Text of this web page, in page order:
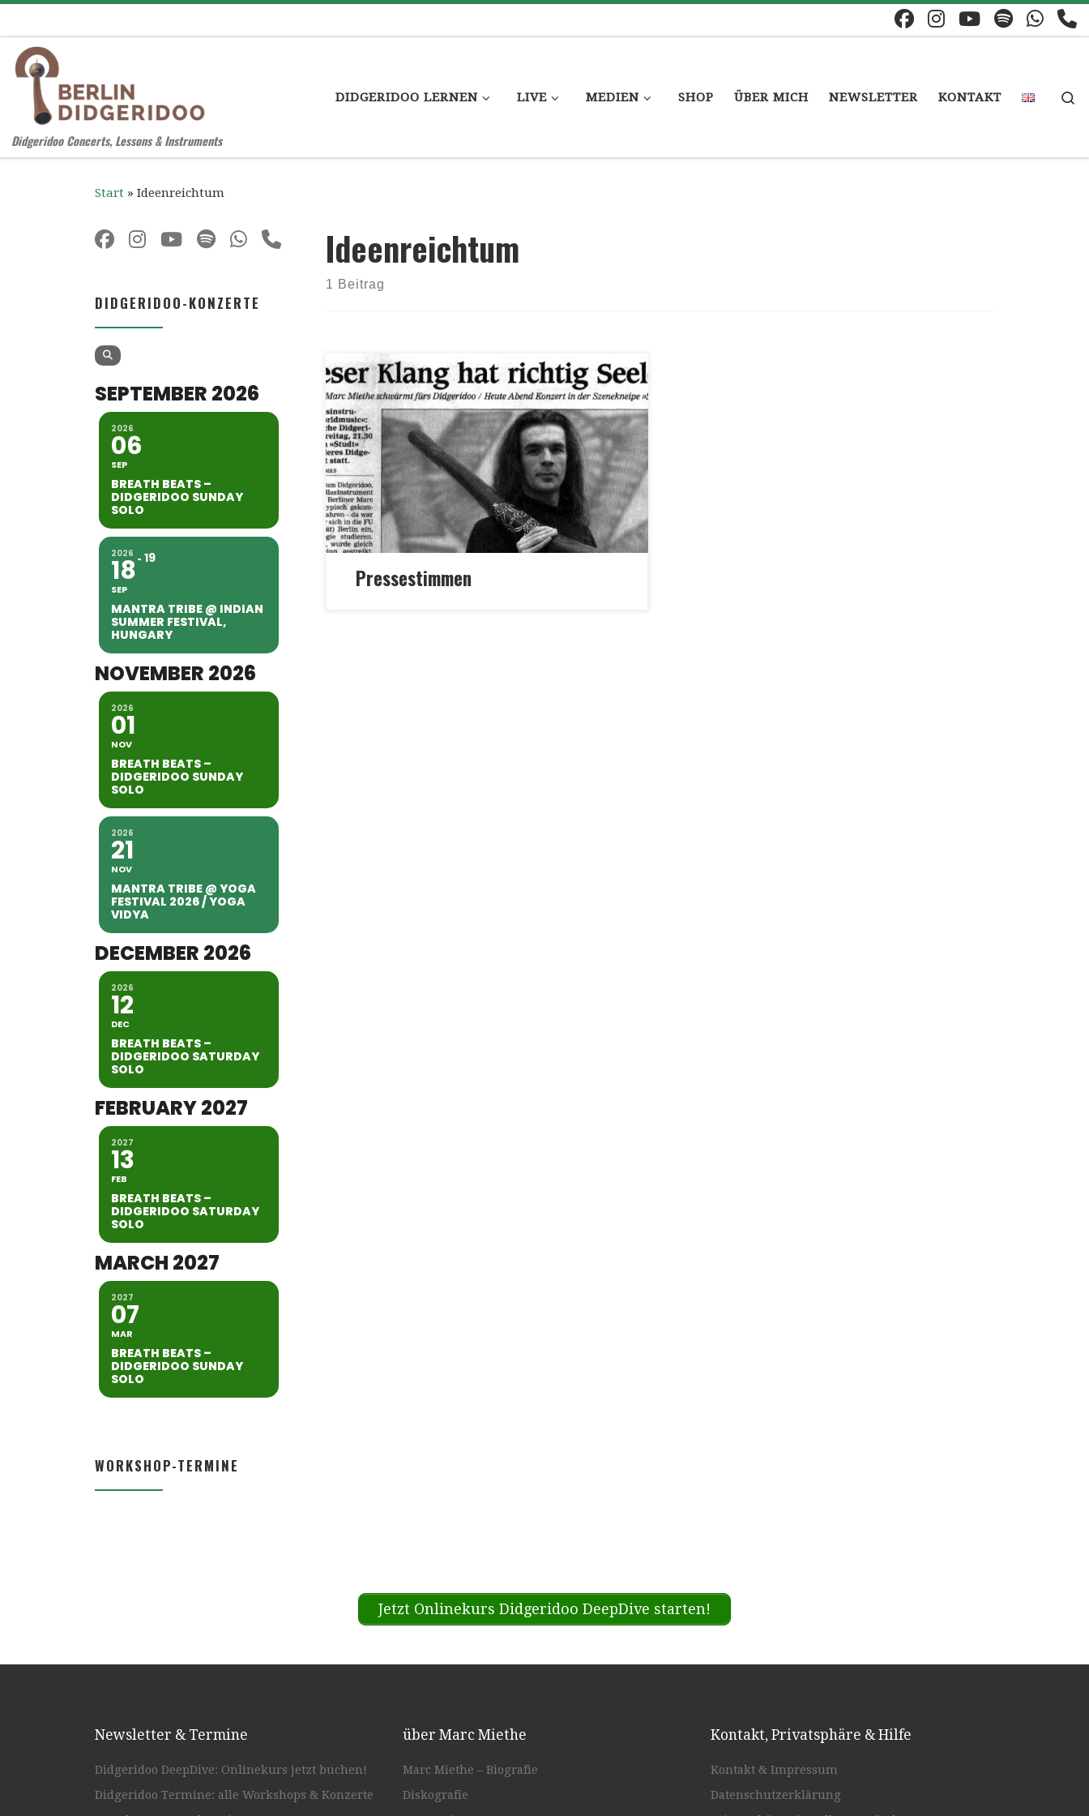
Didgeridoo Concerts, Lessons & Instruments
DIDGERIDOO LERNEN LIVE MEDIEN SHOP ÜBER MICH NEWSLETTER KONTAKT
Start » Ideenreichtum
Ideenreichtum
1 Beitrag
Pressestimmen über Didges Brew und Marc
Miethe´s Projekte „… Was etwa der Berliner
Didgeridoo-Spieler Marc Miethe seinem
Instrument entlockt, verblüfft seit rund zwanzig
Jahren die Zuhörer seiner Konzerte. Mit dem
Live-Looper erweitert er seine Möglichkeiten
beträchtlich, macht sich selbst zur One-Man-
Band. … Fast in der Natur der Sache liegt es, dass
[…]
Pressestimmen
DIDGERIDOO-KONZERTE
SEPTEMBER 2026
2026
06
SEP
BREATH BEATS –
DIDGERIDOO SUNDAY
SOLO
2026
18
SEP
19
MANTRA TRIBE @ INDIAN
SUMMER FESTIVAL,
HUNGARY
NOVEMBER 2026
2026
01
NOV
BREATH BEATS –
DIDGERIDOO SUNDAY
SOLO
2026
21
NOV
MANTRA TRIBE @ YOGA
FESTIVAL 2026 / YOGA
VIDYA
DECEMBER 2026
2026
12
DEC
BREATH BEATS –
DIDGERIDOO SATURDAY
SOLO
FEBRUARY 2027
2027
13
FEB
BREATH BEATS –
DIDGERIDOO SATURDAY
SOLO
MARCH 2027
2027
07
MAR
BREATH BEATS –
DIDGERIDOO SUNDAY
SOLO
WORKSHOP-TERMINE
Jetzt Onlinekurs Didgeridoo DeepDive starten!
Newsletter & Termine
Didgeridoo DeepDive: Onlinekurs jetzt buchen!
Didgeridoo Termine: alle Workshops & Konzerte
über Marc Miethe
Marc Miethe – Biografie
Diskografie
Kontakt, Privatsphäre & Hilfe
Kontakt & Impressum
Datenschutzerklärung